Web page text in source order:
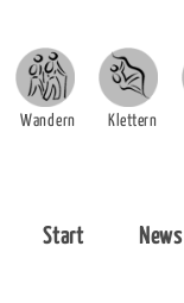
Wandern Klettern
Start News